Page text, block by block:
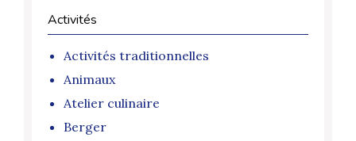
Activités
Activités traditionnelles
Animaux
Atelier culinaire
Berger